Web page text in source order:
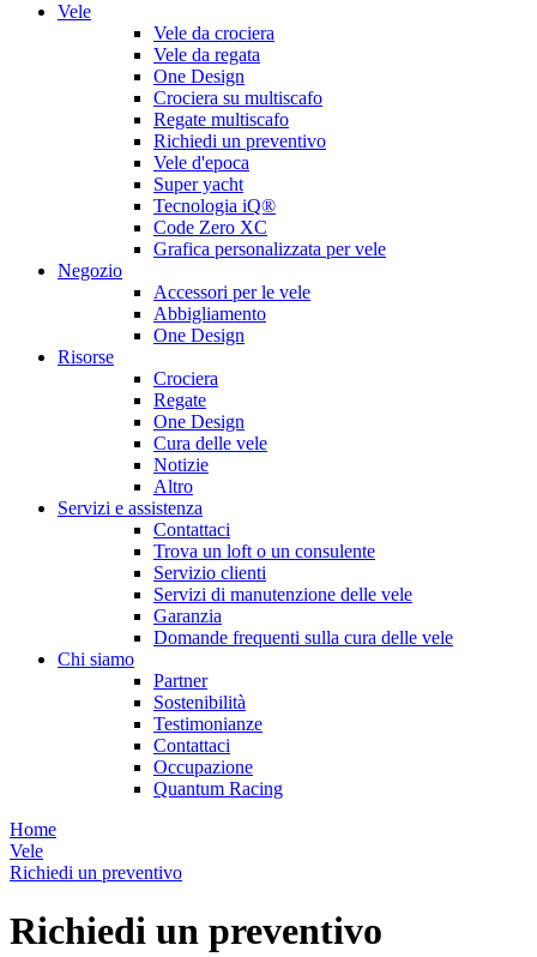
Vele
Vele da crociera
Vele da regata
One Design
Crociera su multiscafo
Regate multiscafo
Richiedi un preventivo
Vele d'epoca
Super yacht
Tecnologia iQ®
Code Zero XC
Grafica personalizzata per vele
Negozio
Accessori per le vele
Abbigliamento
One Design
Risorse
Crociera
Regate
One Design
Cura delle vele
Notizie
Altro
Servizi e assistenza
Contattaci
Trova un loft o un consulente
Servizio clienti
Servizi di manutenzione delle vele
Garanzia
Domande frequenti sulla cura delle vele
Chi siamo
Partner
Sostenibilità
Testimonianze
Contattaci
Occupazione
Quantum Racing
Home
Vele
Richiedi un preventivo
Richiedi un preventivo